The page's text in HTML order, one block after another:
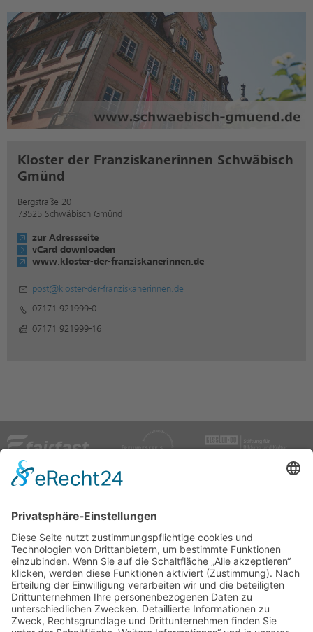
Kloster der Franziskanerinnen Schwäbisch
Gmünd
Bergstraße 20
73525 Schwäbisch Gmünd
zur Adressseite
vCard downloaden
www.kloster-der-franziskanerinnen.de
post@kloster-der-franziskanerinnen.de
07171 921999-0
07171 921999-16
Festival Europäische Kirchenmusik
Marktplatz 7
73525 Schwäbisch Gmünd
Telefon: +49 7171 603-4110
Telefax: +49 7171 603-4119